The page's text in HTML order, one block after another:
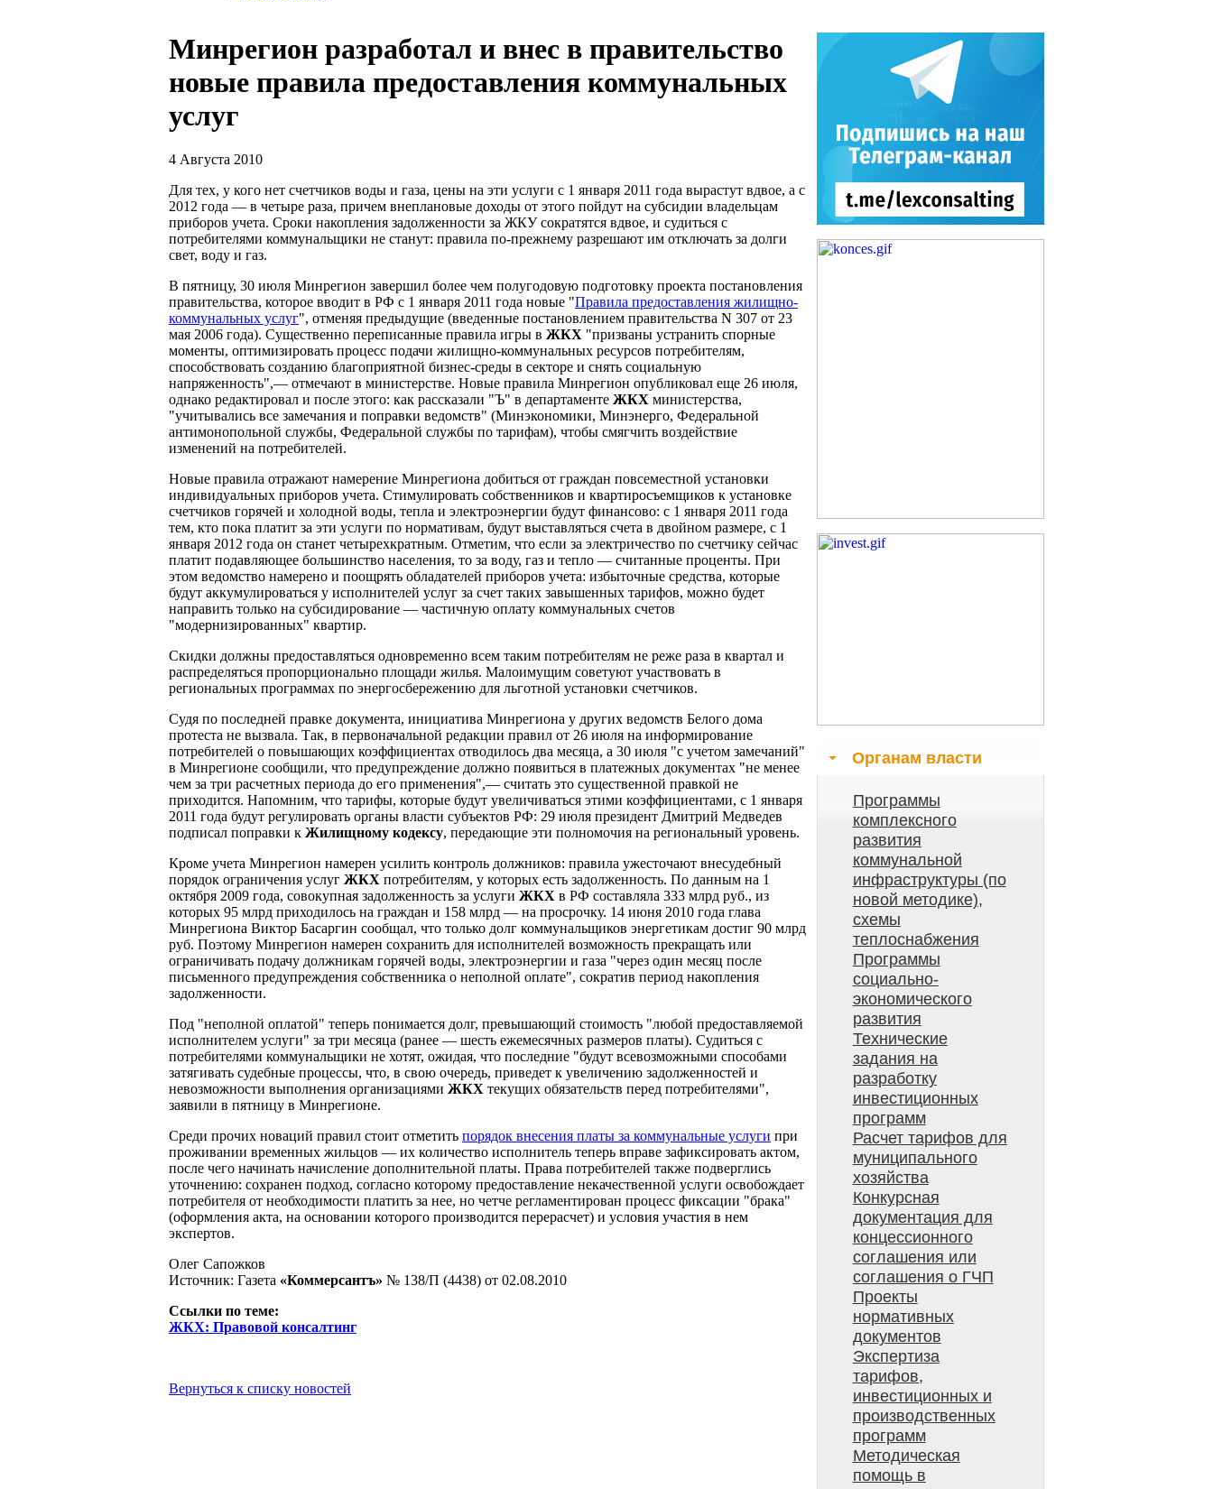
Минрегион разработал и внес в правительство
новые правила предоставления коммунальных
услуг
4 Августа 2010
Для тех, у кого нет счетчиков воды и газа, цены на эти услуги с 1 января 2011 года вырастут вдвое, а с
2012 года — в четыре раза, причем внеплановые доходы от этого пойдут на субсидии владельцам
приборов учета. Сроки накопления задолженности за ЖКУ сократятся вдвое, и судиться с
потребителями коммунальщики не станут: правила по-прежнему разрешают им отключать за долги
свет, воду и газ.
В пятницу, 30 июля Минрегион завершил более чем полугодовую подготовку проекта постановления
правительства, которое вводит в РФ с 1 января 2011 года новые "Правила предоставления жилищно-
коммунальных услуг", отменяя предыдущие (введенные постановлением правительства N 307 от 23
мая 2006 года). Существенно переписанные правила игры в ЖКХ "призваны устранить спорные
моменты, оптимизировать процесс подачи жилищно-коммунальных ресурсов потребителям,
способствовать созданию благоприятной бизнес-среды в секторе и снять социальную
напряженность",— отмечают в министерстве. Новые правила Минрегион опубликовал еще 26 июля,
однако редактировал и после этого: как рассказали "Ъ" в департаменте ЖКХ министерства,
"учитывались все замечания и поправки ведомств" (Минэкономики, Минэнерго, Федеральной
антимонопольной службы, Федеральной службы по тарифам), чтобы смягчить воздействие
изменений на потребителей.
Новые правила отражают намерение Минрегиона добиться от граждан повсеместной установки
индивидуальных приборов учета. Стимулировать собственников и квартиросъемщиков к установке
счетчиков горячей и холодной воды, тепла и электроэнергии будут финансово: с 1 января 2011 года
тем, кто пока платит за эти услуги по нормативам, будут выставляться счета в двойном размере, с 1
января 2012 года он станет четырехкратным. Отметим, что если за электричество по счетчику сейчас
платит подавляющее большинство населения, то за воду, газ и тепло — считанные проценты. При
этом ведомство намерено и поощрять обладателей приборов учета: избыточные средства, которые
будут аккумулироваться у исполнителей услуг за счет таких завышенных тарифов, можно будет
направить только на субсидирование — частичную оплату коммунальных счетов
"модернизированных" квартир.
Скидки должны предоставляться одновременно всем таким потребителям не реже раза в квартал и
распределяться пропорционально площади жилья. Малоимущим советуют участвовать в
региональных программах по энергосбережению для льготной установки счетчиков.
Судя по последней правке документа, инициатива Минрегиона у других ведомств Белого дома
протеста не вызвала. Так, в первоначальной редакции правил от 26 июля на информирование
потребителей о повышающих коэффициентах отводилось два месяца, а 30 июля "с учетом замечаний"
в Минрегионе сообщили, что предупреждение должно появиться в платежных документах "не менее
чем за три расчетных периода до его применения",— считать это существенной правкой не
приходится. Напомним, что тарифы, которые будут увеличиваться этими коэффициентами, с 1 января
2011 года будут регулировать органы власти субъектов РФ: 29 июля президент Дмитрий Медведев
подписал поправки к Жилищному кодексу, передающие эти полномочия на региональный уровень.
Кроме учета Минрегион намерен усилить контроль должников: правила ужесточают внесудебный
порядок ограничения услуг ЖКХ потребителям, у которых есть задолженность. По данным на 1
октября 2009 года, совокупная задолженность за услуги ЖКХ в РФ составляла 333 млрд руб., из
которых 95 млрд приходилось на граждан и 158 млрд — на просрочку. 14 июня 2010 года глава
Минрегиона Виктор Басаргин сообщал, что только долг коммунальщиков энергетикам достиг 90 млрд
руб. Поэтому Минрегион намерен сохранить для исполнителей возможность прекращать или
ограничивать подачу должникам горячей воды, электроэнергии и газа "через один месяц после
письменного предупреждения собственника о неполной оплате", сократив период накопления
задолженности.
Под "неполной оплатой" теперь понимается долг, превышающий стоимость "любой предоставляемой
исполнителем услуги" за три месяца (ранее — шесть ежемесячных размеров платы). Судиться с
потребителями коммунальщики не хотят, ожидая, что последние "будут всевозможными способами
затягивать судебные процессы, что, в свою очередь, приведет к увеличению задолженностей и
невозможности выполнения организациями ЖКХ текущих обязательств перед потребителями",
заявили в пятницу в Минрегионе.
Среди прочих новаций правил стоит отметить порядок внесения платы за коммунальные услуги при
проживании временных жильцов — их количество исполнитель теперь вправе зафиксировать актом,
после чего начинать начисление дополнительной платы. Права потребителей также подверглись
уточнению: сохранен подход, согласно которому предоставление некачественной услуги освобождает
потребителя от необходимости платить за нее, но четче регламентирован процесс фиксации "брака"
(оформления акта, на основании которого производится перерасчет) и условия участия в нем
экспертов.
Олег Сапожков
Источник: Газета «Коммерсантъ» № 138/П (4438) от 02.08.2010
Ссылки по теме:
ЖКХ: Правовой консалтинг
Вернуться к списку новостей
Органам власти
Программы
комплексного
развития
коммунальной
инфраструктуры (по
новой методике),
схемы
теплоснабжения
Программы
социально-
экономического
развития
Технические
задания на
разработку
инвестиционных
программ
Расчет тарифов для
муниципального
хозяйства
Конкурсная
документация для
концессионного
соглашения или
соглашения о ГЧП
Проекты
нормативных
документов
Экспертиза
тарифов,
инвестиционных и
производственных
программ
Методическая
помощь в